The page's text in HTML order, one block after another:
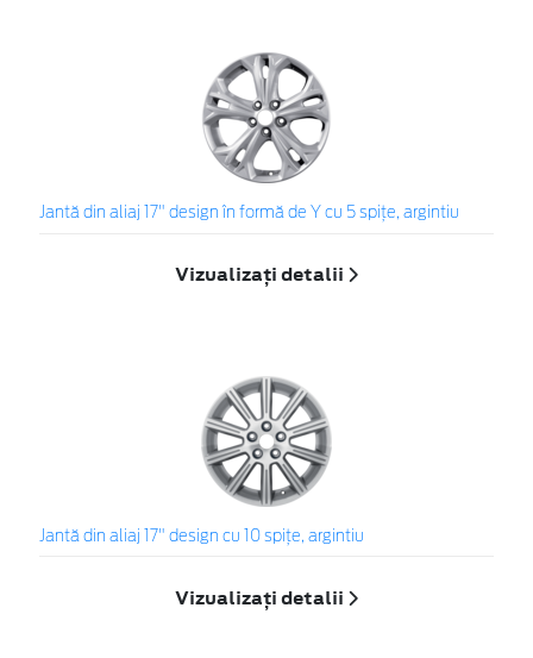
Jantă din aliaj 17" design în formă de Y cu 5 spiţe, argintiu
Vizualizați detalii
Jantă din aliaj 17" design cu 10 spiţe, argintiu
Vizualizați detalii